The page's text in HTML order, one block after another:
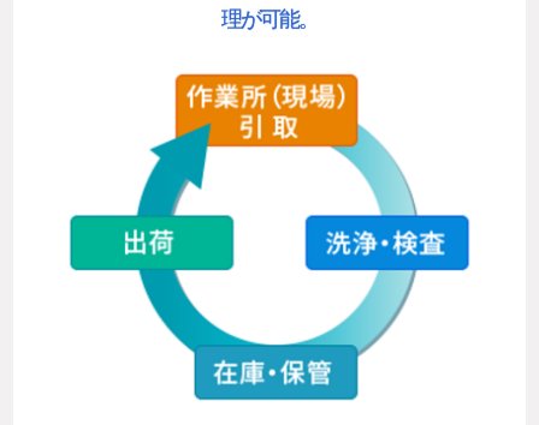
理が可能。